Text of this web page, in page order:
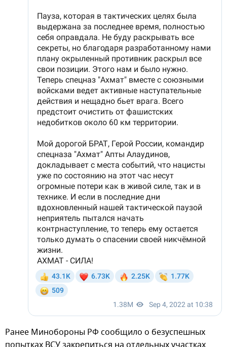
Ранее Минобороны РФ сообщило о безуспешных